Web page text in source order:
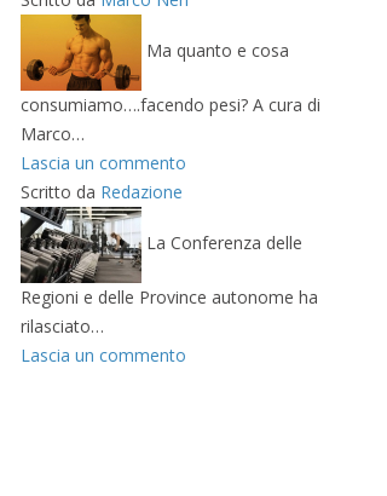
Ma quanto e cosa
consumiamo….facendo pesi? A cura di
Marco…
Lascia un commento
Scritto da Redazione
La Conferenza delle
Regioni e delle Province autonome ha
rilasciato…
Lascia un commento